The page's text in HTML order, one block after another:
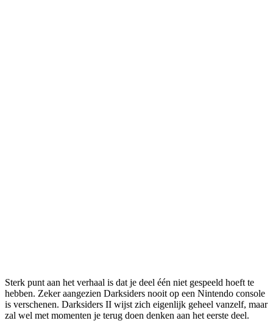
Sterk punt aan het verhaal is dat je deel één niet gespeeld hoeft te
hebben. Zeker aangezien Darksiders nooit op een Nintendo console
is verschenen. Darksiders II wijst zich eigenlijk geheel vanzelf, maar
zal wel met momenten je terug doen denken aan het eerste deel.